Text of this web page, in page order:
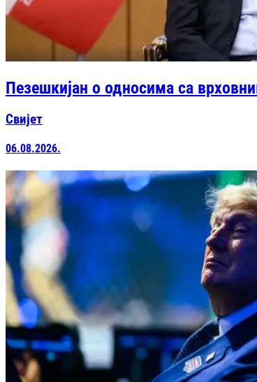
Пезешкијан о односима са
Свијет
06.08.2026.